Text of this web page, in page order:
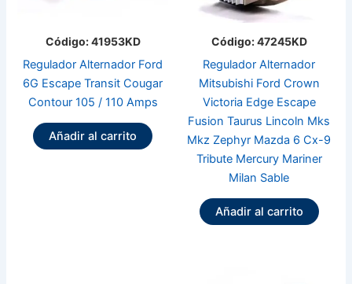
Código: 41953KD
Regulador Alternador Ford
6G Escape Transit Cougar
Contour 105 / 110 Amps
Añadir al carrito
Código: 47245KD
Regulador Alternador
Mitsubishi Ford Crown
Victoria Edge Escape
Fusion Taurus Lincoln Mks
Mkz Zephyr Mazda 6 Cx-9
Tribute Mercury Mariner
Milan Sable
Añadir al carrito